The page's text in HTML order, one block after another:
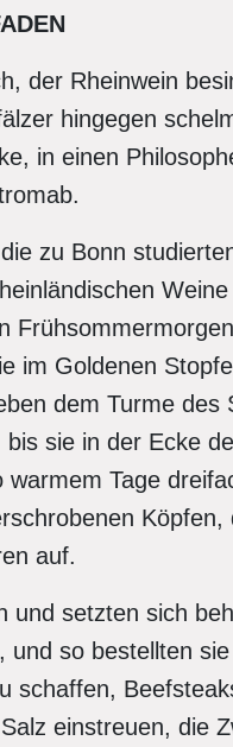
der Rheinwein
hingegen
in einen
zu Bonn
im Goldenen
dem Turme
sie in der Ecke
Tage
auf.
und setzten sich
und so bestellten
schaffen,
einstreuen, die